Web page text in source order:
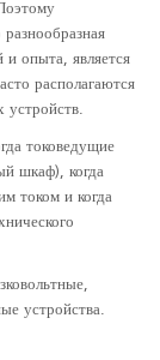
и опыта, является
располагаются
устройств.
токоведущие
шкаф), когда
током и когда
устройства.